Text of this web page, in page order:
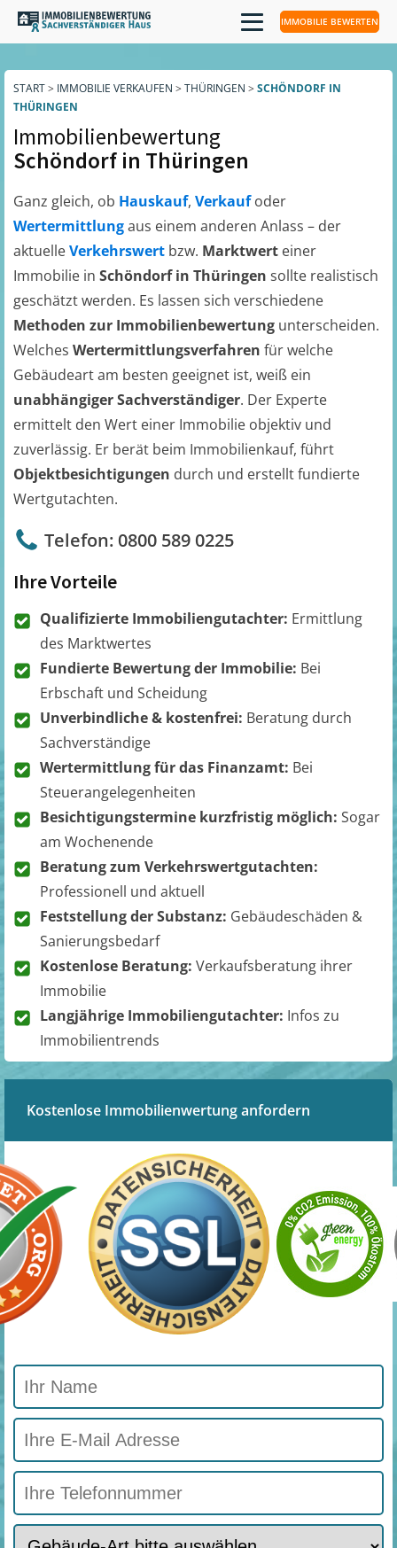
IMMOBILIE BEWERTEN
START> IMMOBILIE VERKAUFEN > THÜRINGEN > SCHÖNDORF IN
THÜRINGEN
Immobilienbewertung
Schöndorf in Thüringen
Ganz gleich, ob Hauskauf, Verkaufoder
Wertermittlungaus einem anderen Anlass – der
aktuelleVerkehrswert bzw. Marktwert einer
Immobilie in Schöndorf in Thüringen sollte realistisch
geschätzt werden. Es lassen sich verschiedene
Methoden zur Immobilienbewertung unterscheiden.
Welches Wertermittlungsverfahren für welche
Gebäudeart am besten geeignet ist, weiß ein
unabhängiger Sachverständiger. Der Experte
ermittelt den Wert einer Immobilie objektiv und
zuverlässig. Er berät beim Immobilienkauf, führt
Objektbesichtigungen durch und erstellt fundierte
Wertgutachten.
Telefon: 0800 589 0225
Ihre Vorteile
Qualifizierte Immobiliengutachter: Ermittlung
des Marktwertes
Fundierte Bewertung der Immobilie: Bei
Erbschaft und Scheidung
Unverbindliche & kostenfrei: Beratung durch
Sachverständige
Wertermittlung für das Finanzamt: Bei
Steuerangelegenheiten
Besichtigungstermine kurzfristig möglich: Sogar
am Wochenende
Beratung zum Verkehrswertgutachten:
Professionell und aktuell
Feststellung der Substanz: Gebäudeschäden &
Sanierungsbedarf
Kostenlose Beratung: Verkaufsberatung ihrer
Immobilie
Langjährige Immobiliengutachter: Infos zu
Immobilientrends
Kostenlose Immobilienwertung anfordern